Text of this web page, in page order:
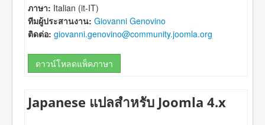
ภาษา: Italian (it-IT)
ทีมผู้ประสานงาน: Giovanni Genovino
ติดต่อ: giovanni.genovino@community.joomla.org
ดาวน์โหลดแพ็คภาษา
Japanese แปลสำหรับ Joomla 4.x